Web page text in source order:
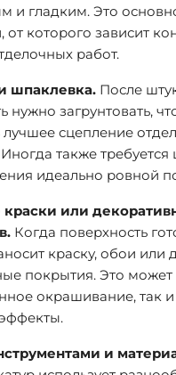
и гладким. Это
от которого зависит
работ.
шпаклевка. После
нужно загрунтовать,
лучшее сцепление
также
идеально ровной
краски или
Когда поверхность
краску, обои или
покрытия. Это может
окрашивание, так
и